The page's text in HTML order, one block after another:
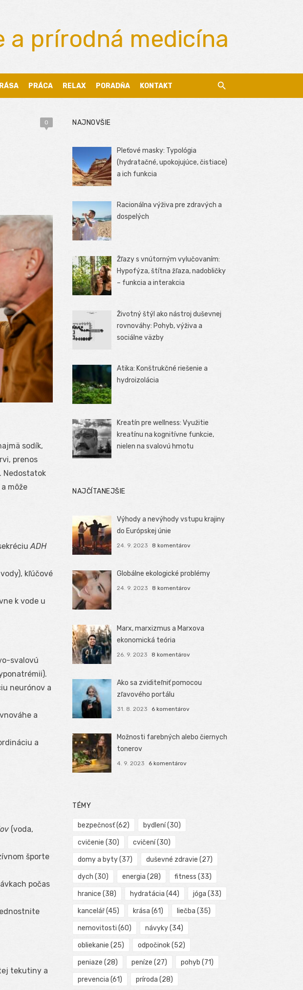
a prírodná medicína
PRÁCA RELAX PORADŇA KONTAKT
0
sodík,
prenos
Nedostatok
môže
ADH
kľúčové
k vode u
svalovú
neurónov a
a
a
(voda,
športe
počas
tekutiny a
NAJNOVŠIE
Pleťové masky: Typológia
(hydratačné, upokojujúce, čistiace)
a ich funkcia
Racionálna výživa pre zdravých a
dospelých
Žľazy s vnútorným vylučovaním:
Hypofýza, štítna žľaza, nadobličky
– funkcia a interakcia
Životný štýl ako nástroj duševnej
rovnováhy: Pohyb, výživa a
sociálne väzby
Atika: Konštrukčné riešenie a
hydroizolácia
Kreatín pre wellness: Využitie
kreatínu na kognitívne funkcie,
nielen na svalovú hmotu
NAJČÍTANEJŠIE
Výhody a nevýhody vstupu krajiny
do Európskej únie
24. 9. 2023 8 komentárov
Globálne ekologické problémy
24. 9. 2023 8 komentárov
Marx, marxizmus a Marxova
ekonomická teória
26. 9. 2023 8 komentárov
Ako sa zviditeľniť pomocou
zľavového portálu
31. 8. 2023 6 komentárov
Možnosti farebných alebo čiernych
tonerov
4. 9. 2023 6 komentárov
TÉMY
bezpečnosť(62) bydlení(30)
cvičenie (30) cvičení(30)
domy a byty(37) duševné zdravie (27)
dych (30) energia (28) fitness (33)
hranice (38) hydratácia (44) jóga (33)
kancelář(45) krása (61) liečba (35)
nemovitosti (60) návyky(34)
obliekanie (25) odpočinok(52)
peniaze (28) peníze (27) pohyb (71)
prevencia (61) príroda (28)